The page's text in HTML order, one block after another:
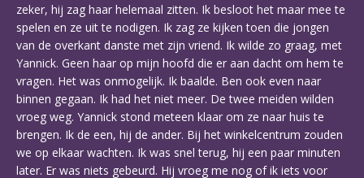
zeker, hij zag haar helemaal zitten. Ik besloot het maar mee te
spelen en ze uit te nodigen. Ik zag ze kijken toen die jongen
van de overkant danste met zijn vriend. Ik wilde zo graag, met
Yannick. Geen haar op mijn hoofd die er aan dacht om hem te
vragen. Het was onmogelijk. Ik baalde. Ben ook even naar
binnen gegaan. Ik had het niet meer. De twee meiden wilden
vroeg weg. Yannick stond meteen klaar om ze naar huis te
brengen. Ik de een, hij de ander. Bij het winkelcentrum zouden
we op elkaar wachten. Ik was snel terug, hij een paar minuten
later. Er was niets gebeurd. Hij vroeg me nog of ik iets voor